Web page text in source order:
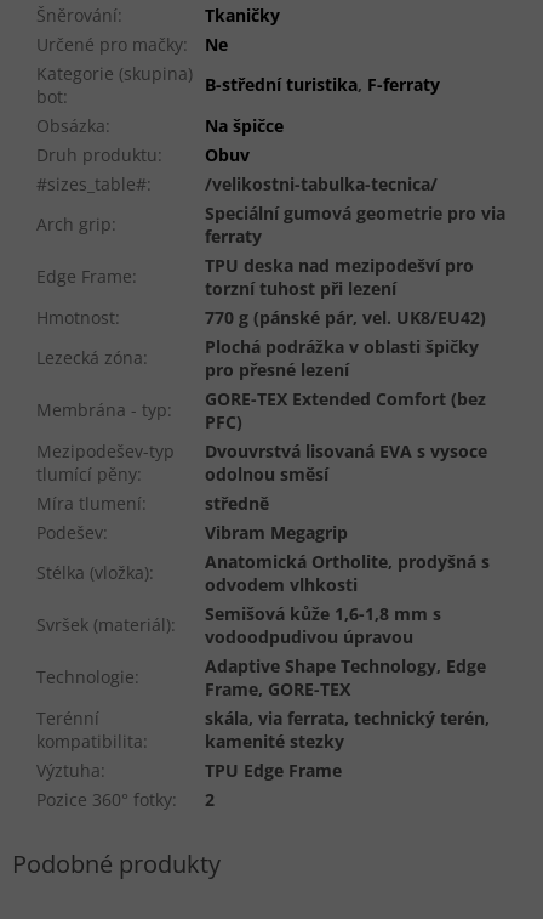
Šněrování:
Tkaničky
Určené pro mačky:
Ne
Kategorie (skupina)
bot:
B-střední turistika, F-ferraty
Obsázka:
Na špičce
Druh produktu:
Obuv
#sizes_table#:
/velikostni-tabulka-tecnica/
Arch grip:
Speciální gumová geometrie pro via
ferraty
Edge Frame:
TPU deska nad mezipodešví pro
torzní tuhost při lezení
Hmotnost:
770 g (pánské pár, vel. UK8/EU42)
Lezecká zóna:
Plochá podrážka v oblasti špičky
pro přesné lezení
Membrána - typ:
GORE-TEX Extended Comfort (bez
PFC)
Mezipodešev-typ
tlumící pěny:
Dvouvrstvá lisovaná EVA s vysoce
odolnou směsí
Míra tlumení:
středně
Podešev:
Vibram Megagrip
Stélka (vložka):
Anatomická Ortholite, prodyšná s
odvodem vlhkosti
Svršek (materiál):
Semišová kůže 1,6-1,8 mm s
vodoodpudivou úpravou
Technologie:
Adaptive Shape Technology, Edge
Frame, GORE-TEX
Terénní
kompatibilita:
skála, via ferrata, technický terén,
kamenité stezky
Výztuha:
TPU Edge Frame
Pozice 360° fotky: 2